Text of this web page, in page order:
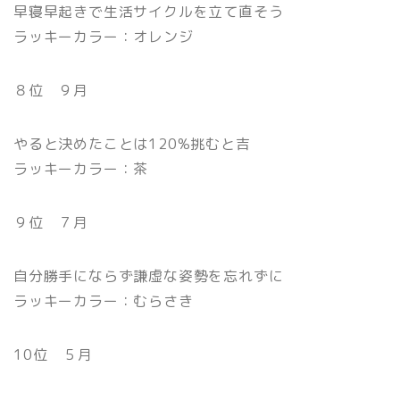
早寝早起きで生活サイクルを立て直そう
ラッキーカラー：オレンジ
８位 ９月
やると決めたことは120%挑むと吉
ラッキーカラー：茶
９位 ７月
自分勝手にならず謙虚な姿勢を忘れずに
ラッキーカラー：むらさき
10位 ５月